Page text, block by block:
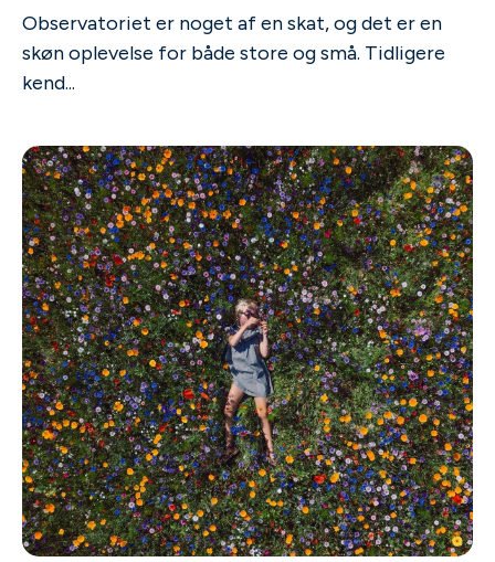
Observatoriet er noget af en skat, og det er en
skøn oplevelse for både store og små. Tidligere
kend...